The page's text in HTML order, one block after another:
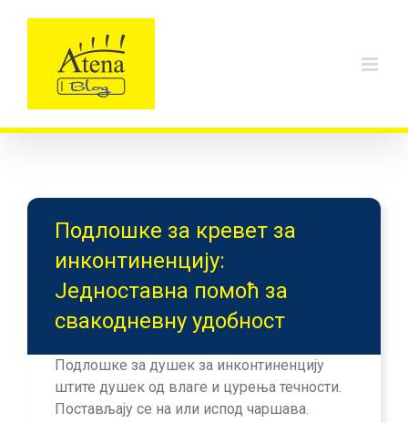
Подлошке за кревет за
инконтиненцију:
Једноставна помоћ за
свакодневну удобност
Подлошке за душек за инконтиненцију
штите душек од влаге и цурења течности.
Постављају се на или испод чаршава.